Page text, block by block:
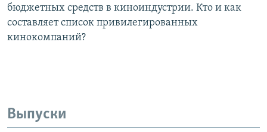
бюджетных средств в киноиндустрии. Кто и как
составляет список привилегированных
кинокомпаний?
Выпуски